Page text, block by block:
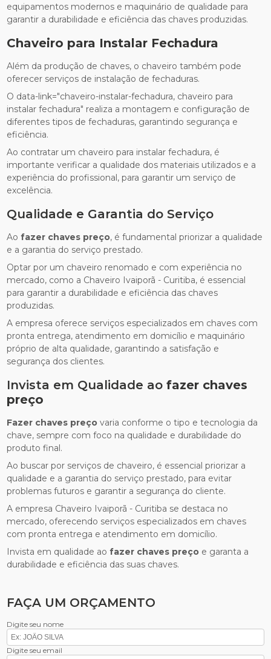
equipamentos modernos e maquinário de qualidade para
garantir a durabilidade e eficiência das chaves produzidas.
Chaveiro para Instalar Fechadura
Além da produção de chaves, o chaveiro também pode
oferecer serviços de instalação de fechaduras.
O data-link="chaveiro-instalar-fechadura, chaveiro para
instalar fechadura" realiza a montagem e configuração de
diferentes tipos de fechaduras, garantindo segurança e
eficiência.
Ao contratar um chaveiro para instalar fechadura, é
importante verificar a qualidade dos materiais utilizados e a
experiência do profissional, para garantir um serviço de
excelência.
Qualidade e Garantia do Serviço
Aofazer chaves preço, é fundamental priorizar a qualidade
e a garantia do serviço prestado.
Optar por um chaveiro renomado e com experiência no
mercado, como a Chaveiro Ivaiporã - Curitiba, é essencial
para garantir a durabilidade e eficiência das chaves
produzidas.
A empresa oferece serviços especializados em chaves com
pronta entrega, atendimento em domicílio e maquinário
próprio de alta qualidade, garantindo a satisfação e
segurança dos clientes.
Invista em Qualidade aofazer chaves
preço
Fazer chaves preço varia conforme o tipo e tecnologia da
chave, sempre com foco na qualidade e durabilidade do
produto final.
Ao buscar por serviços de chaveiro, é essencial priorizar a
qualidade e a garantia do serviço prestado, para evitar
problemas futuros e garantir a segurança do cliente.
A empresa Chaveiro Ivaiporã - Curitiba se destaca no
mercado, oferecendo serviços especializados em chaves
com pronta entrega e atendimento em domicílio.
Invista em qualidade aofazer chaves preço e garanta a
durabilidade e eficiência das suas chaves.
FAÇA UM ORÇAMENTO
Digite seu nome
Digite seu email